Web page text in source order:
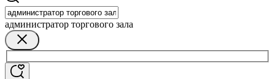
администратор торгового зала